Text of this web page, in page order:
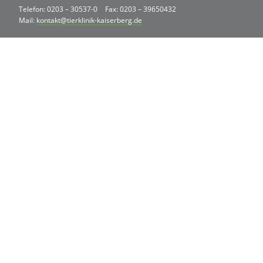
Telefon: 0203 – 30537-0
Fax: 0203 – 39650432
Mail: kontakt@tierklinik-kaiserberg.de